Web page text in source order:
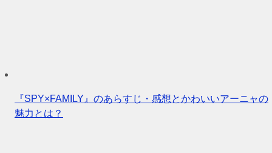
『SPY×FAMILY』のあらすじ・感想とかわいいアーニャの
魅力とは？